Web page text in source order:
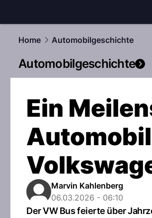
Home
Automobilgeschichte
Automobilgeschichte
Ein
Marvin Kahlenberg
06.03.2026 - 06:10
Der VW Bus feierte über